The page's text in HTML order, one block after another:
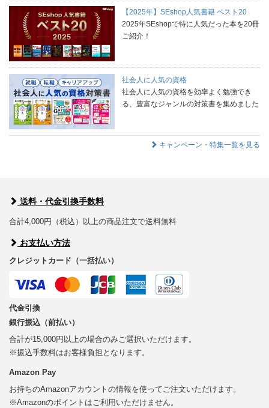
【2025年】SEshop人気書籍 ベスト20
2025年SEshopで特に人気だった本を20冊
ご紹介！
社会人に人気の資格
社会人に人気の資格を効率よく勉強でき
る、豊富なジャンルの対策書を集めました
キャンペーン・特集一覧を見る
送料・代金引換手数料
合計4,000円（税込）以上の商品注文で送料無料
お支払い方法
クレジットカード（一括払い）
代金引換
銀行振込（前払い）
合計が15,000円以上の場合のみご選択いただけます。
※振込手数料はお客様負担となります。
Amazon Pay
お持ちのAmazonアカウントの情報を使ってご注文いただけます。
※Amazonのポイントはご利用いただけません。